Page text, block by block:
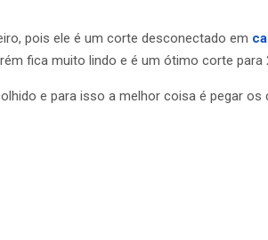
pois ele é um corte desconectado em
fica muito lindo e é um ótimo corte para
e para isso a melhor coisa é pegar